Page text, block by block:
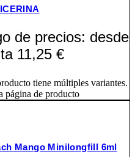
de precios: desde
11,25 €
tiene múltiples variantes.
página de producto
Mango Minilongfill 6ml